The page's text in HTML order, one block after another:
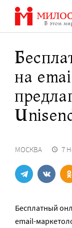
Перейти
содержанию
на
МОСКВА 7
Бесплатный
email-